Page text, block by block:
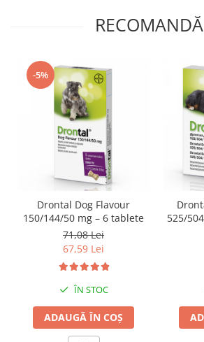
-5%
Drontal Dog Flavour
150/144/50 mg – 6 tablete
71,08 Lei
67,59 Lei
ÎN STOC
ADAUGĂ ÎN COȘ
525/